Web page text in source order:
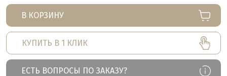
В КОРЗИНУ
КУПИТЬ В 1 КЛИК
ЕСТЬ ВОПРОСЫ ПО ЗАКАЗУ?